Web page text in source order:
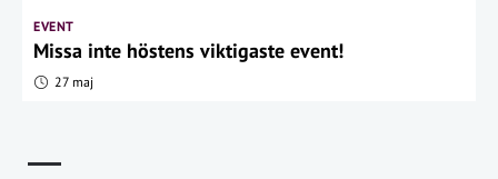
EVENT
Missa inte höstens viktigaste event!
27 maj